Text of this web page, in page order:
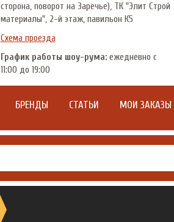
сторона, поворот на Заречье), ТК "Элит Строй
материалы", 2-й этаж, павильон К5
Схема проезда
График работы шоу-рума:ежедневно с
11:00 до 19:00
БРЕНДЫ СТАТЬИ МОИ ЗАКАЗЫ